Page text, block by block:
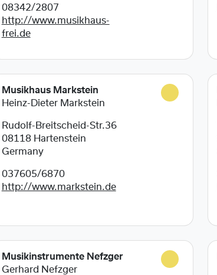
08342/2807
http://www.musikhaus-
frei.de
Musikhaus Markstein
Heinz-Dieter Markstein
Rudolf-Breitscheid-Str.36
08118 Hartenstein
Germany
037605/6870
http://www.markstein.de
Musikinstrumente Nefzger
Gerhard Nefzger